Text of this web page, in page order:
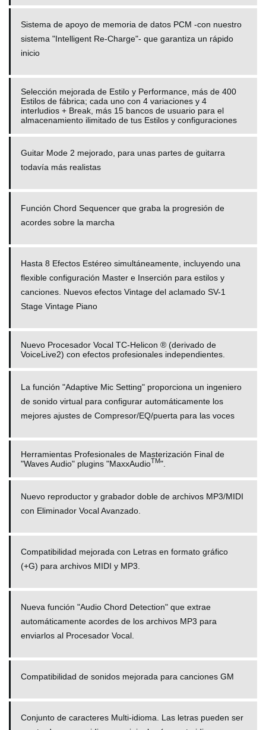
Sistema de apoyo de memoria de datos PCM -con nuestro
sistema "Intelligent Re-Charge"- que garantiza un rápido
inicio
Selección mejorada de Estilo y Performance, más de 400
Estilos de fábrica; cada uno con 4 variaciones y 4
interludios + Break, más 15 bancos de usuario para el
almacenamiento ilimitado de tus Estilos y configuraciones
Guitar Mode 2 mejorado, para unas partes de guitarra
todavía más realistas
Función Chord Sequencer que graba la progresión de
acordes sobre la marcha
Hasta 8 Efectos Estéreo simultáneamente, incluyendo una
flexible configuración Master e Inserción para estilos y
canciones. Nuevos efectos Vintage del aclamado SV-1
Stage Vintage Piano
Nuevo Procesador Vocal TC-Helicon ® (derivado de
VoiceLive2) con efectos profesionales independientes.
La función "Adaptive Mic Setting" proporciona un ingeniero
de sonido virtual para configurar automáticamente los
mejores ajustes de Compresor/EQ/puerta para las voces
Herramientas Profesionales de Masterización Final de
"Waves Audio" plugins "MaxxAudioTM".
Nuevo reproductor y grabador doble de archivos MP3/MIDI
con Eliminador Vocal Avanzado.
Compatibilidad mejorada con Letras en formato gráfico
(+G) para archivos MIDI y MP3.
Nueva función "Audio Chord Detection" que extrae
automáticamente acordes de los archivos MP3 para
enviarlos al Procesador Vocal.
Compatibilidad de sonidos mejorada para canciones GM
Conjunto de caracteres Multi-idioma. Las letras pueden ser